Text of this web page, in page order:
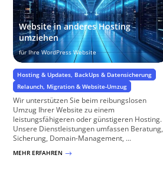
Website in anderes Hosting
umziehen
für Ihre WordPress Website
Hosting & Updates, BackUps & Datensicherung
Relaunch, Migration & Website-Umzug
Wir unterstützen Sie beim reibungslosen
Umzug Ihrer Website zu einem
leistungsfähigeren oder günstigeren Hosting.
Unsere Dienstleistungen umfassen Beratung,
Sicherung, Domain-Management, ...
MEHR ERFAHREN $